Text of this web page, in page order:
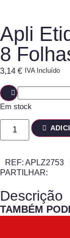
Apli
8
3,14 € IVA Incluído
Em stock
REF: APLZ2753
PARTILHAR:
Descrição
TAMBÉM